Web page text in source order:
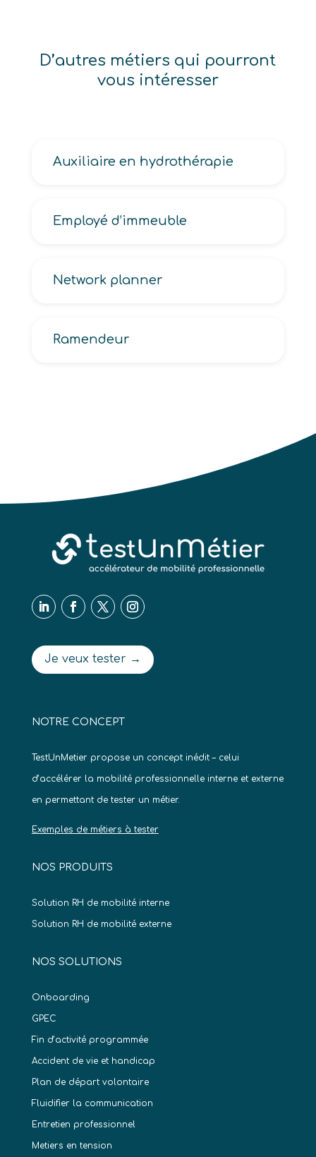
D’autres métiers qui pourront
vous intéresser
Auxiliaire en hydrothérapie
Employé d’immeuble
Network planner
Ramendeur
Je veux tester →
NOTRE CONCEPT
TestUnMetier propose un concept inédit – celui
d’accélérer la mobilité professionnelle interne et externe
en permettant de tester un métier.
Exemples de métiers à tester
NOS PRODUITS
Solution RH de mobilité interne
Solution RH de mobilité externe
NOS SOLUTIONS
Onboarding
GPEC
Fin d’activité programmée
Accident de vie et handicap
Plan de départ volontaire
Fluidifier la communication
Entretien professionnel
Metiers en tension